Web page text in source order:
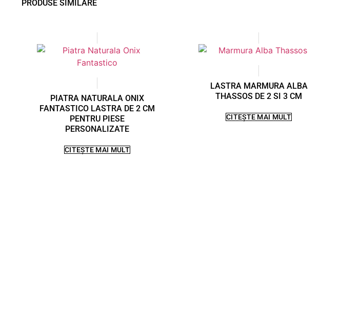
PRODUSE SIMILARE
PIATRA NATURALA ONIX
FANTASTICO LASTRA DE 2 CM
PENTRU PIESE
PERSONALIZATE
CITEȘTE MAI MULT
LASTRA MARMURA ALBA
THASSOS DE 2 SI 3 CM
CITEȘTE MAI MULT